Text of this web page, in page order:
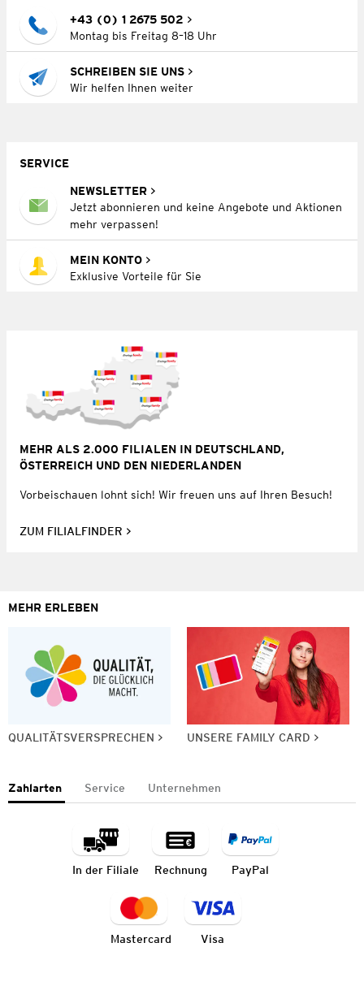
+43 (0) 1 2675 502
Montag bis Freitag 8–18 Uhr
SCHREIBEN SIE UNS
Wir helfen Ihnen weiter
SERVICE
NEWSLETTER
Jetzt abonnieren und keine Angebote und Aktionen
mehr verpassen!
MEIN KONTO
Exklusive Vorteile für Sie
MEHR ALS 2.000 FILIALEN IN DEUTSCHLAND,
ÖSTERREICH UND DEN NIEDERLANDEN
Vorbeischauen lohnt sich! Wir freuen uns auf Ihren Besuch!
ZUM FILIALFINDER
MEHR ERLEBEN
QUALITÄTSVERSPRECHEN UNSERE FAMILY CARD
Zahlarten Service Unternehmen
In der Filiale Rechnung PayPal
Mastercard Visa